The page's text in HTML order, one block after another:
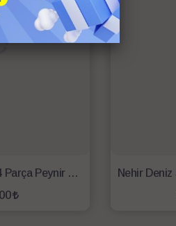
Bambum Osna - 4 Parça Peynir Servis Seti